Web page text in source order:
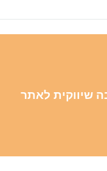
שיווקית לאתר